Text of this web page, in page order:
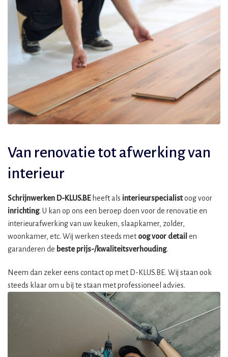
Van renovatie tot afwerking van
interieur
Schrijnwerken D-KLUS.BEheeft als interieurspecialistoog voor
inrichting. U kan op ons een beroep doen voor de renovatie en
interieurafwerking van uw keuken, slaapkamer, zolder,
woonkamer, etc. Wij werken steeds metoog voor detail en
garanderen de beste prijs-/kwaliteitsverhouding.
Neem dan zeker eens contact op met D-KLUS.BE. Wij staan ook
steeds klaar om u bij te staan met professioneel advies.